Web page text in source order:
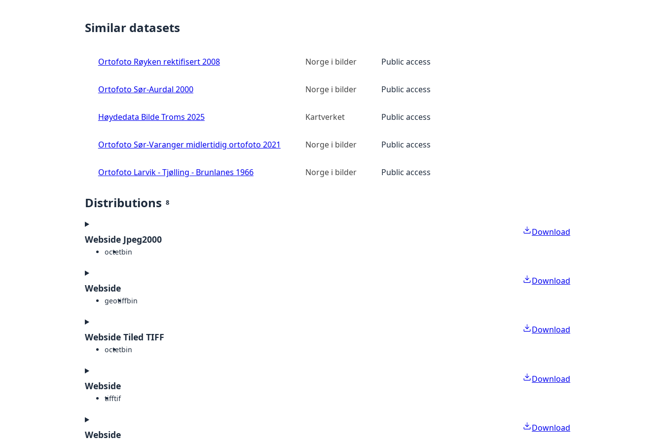
Similar datasets
Ortofoto Røyken rektifisert 2008 Norge i bilder Public access
Ortofoto Sør-Aurdal 2000 Norge i bilder Public access
Høydedata Bilde Troms 2025 Kartverket Public access
Ortofoto Sør-Varanger midlertidig ortofoto 2021 Norge i bilder Public access
Ortofoto Larvik - Tjølling - Brunlanes 1966 Norge i bilder Public access
Distributions 8
Webside Jpeg2000
octetbin
Download
Webside
geotiffbin
Download
Webside Tiled TIFF
octetbin
Download
Webside
tifftif
Download
Webside
Download